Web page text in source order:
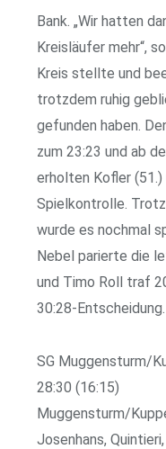
Bank. „Wir hatten
Kreisläufer mehr“,
Kreis stellte und
trotzdem ruhig
gefunden haben.
zum 23:23 und ab
erholten Kofler (51.)
Spielkontrolle.
wurde es nochmal
Nebel parierte die
und Timo Roll traf
30:28-Entscheidung.
SG Muggensturm/
28:30 (16:15)
Muggensturm/
Josenhans,